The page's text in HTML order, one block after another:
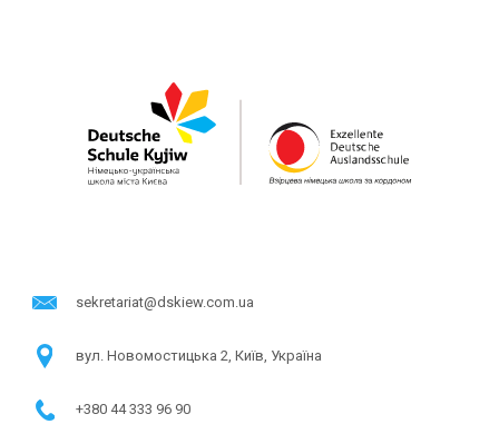
sekretariat@dskiew.com.ua
в​ул. Новомостицька 2, Київ, Україна
+380 44 333 96 90